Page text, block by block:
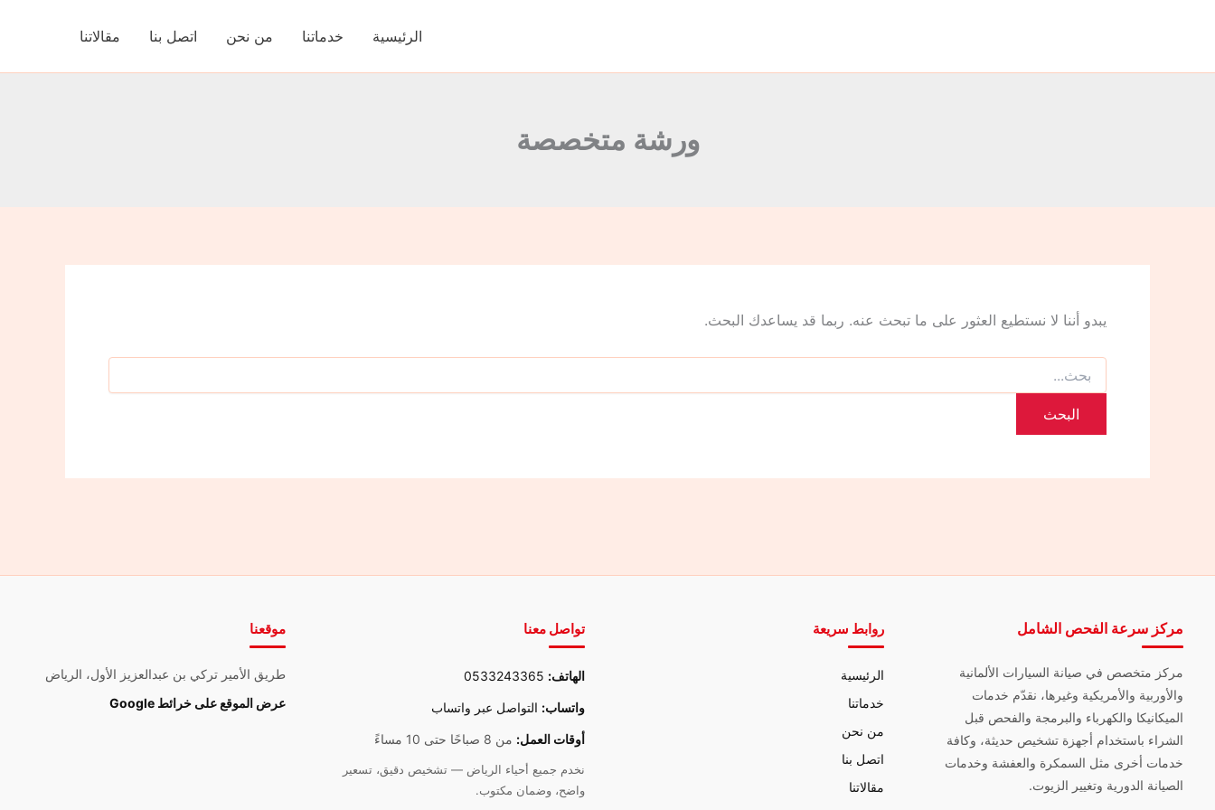
الرئيسية خدماتنا من نحن اتصل بنا مقالاتنا
ورشة متخصصة
يبدو أننا لا نستطيع العثور على ما تبحث عنه. ربما قد يساعدك البحث.
مركز سرعة الفحص الشامل
مركز متخصص في صيانة السيارات الألمانية
والأوربية والأمريكية وغيرها، نقدّم خدمات
الميكانيكا والكهرباء والبرمجة والفحص قبل
الشراء باستخدام أجهزة تشخيص حديثة، وكافة
خدمات أخرى مثل السمكرة والعفشة وخدمات
الصيانة الدورية وتغيير الزيوت.
روابط سريعة
الرئيسية
خدماتنا
من نحن
اتصل بنا
مقالاتنا
تواصل معنا
الهاتف: 0533243365
واتساب: التواصل عبر واتساب
أوقات العمل: من 8 صباحًا حتى 10 مساءً
نخدم جميع أحياء الرياض — تشخيص دقيق، تسعير
واضح، وضمان مكتوب.
موقعنا
طريق الأمير تركي بن عبدالعزيز الأول، الرياض
عرض الموقع على خرائط Google